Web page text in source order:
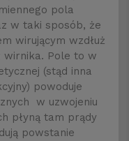
pola
w taki sposób, że
wirującym wzdłuż
wirnika. Pole to w
(stąd inna
powoduje
w uzwojeniu
płyną tam prądy
powstanie